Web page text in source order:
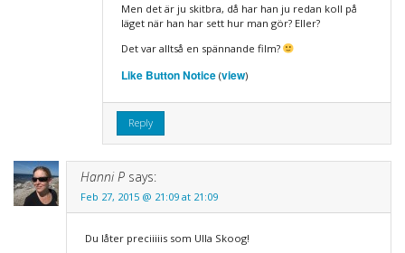
Men det är ju skitbra, då har han ju redan koll på
läget när han har sett hur man gör? Eller?
Det var alltså en spännande film?
Like Button Notice(view)
Reply
Hanni P says:
Feb 27, 2015 @ 21:09 at 21:09
Du låter preciiiiis som Ulla Skoog!